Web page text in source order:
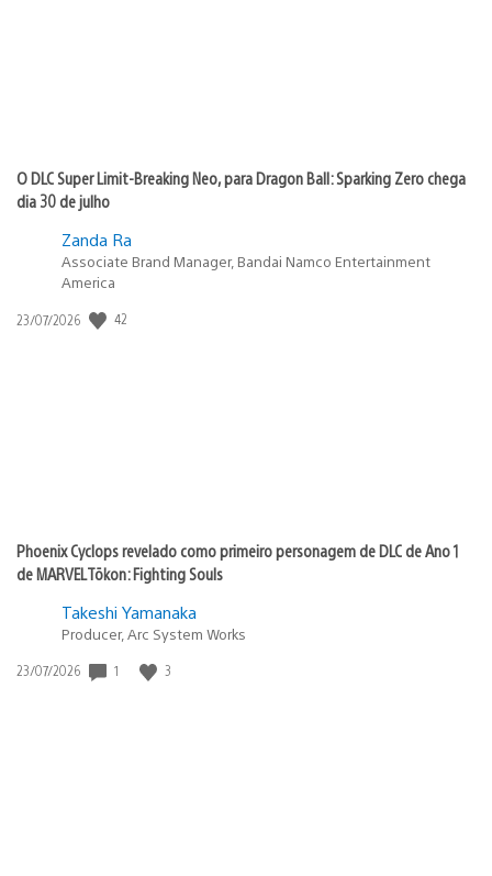
O DLC Super Limit-Breaking Neo, para Dragon Ball: Sparking Zero chega
dia 30 de julho
Zanda Ra
Associate Brand Manager, Bandai Namco Entertainment
America
Data
23/07/2026 42
Phoenix Cyclops revelado como primeiro personagem de DLC de Ano 1
de MARVEL Tōkon: Fighting Souls
Takeshi Yamanaka
Producer, Arc System Works
Data
23/07/2026 1 3